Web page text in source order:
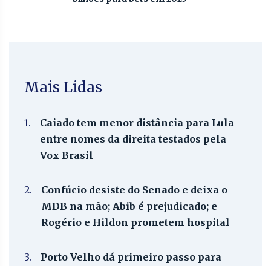
Mais Lidas
1.
Caiado tem menor distância para Lula
entre nomes da direita testados pela
Vox Brasil
2.
Confúcio desiste do Senado e deixa o
MDB na mão; Abib é prejudicado; e
Rogério e Hildon prometem hospital
3.
Porto Velho dá primeiro passo para